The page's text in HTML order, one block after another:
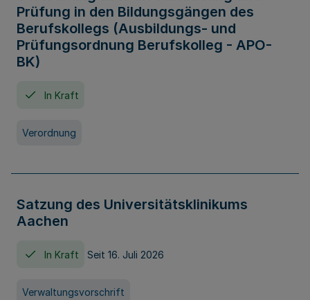
Prüfung in den Bildungsgängen des
Berufskollegs (Ausbildungs- und
Prüfungsordnung Berufskolleg - APO-
BK)
In Kraft
Verordnung
Satzung des Universitätsklinikums
Aachen
In Kraft Seit 16. Juli 2026
Verwaltungsvorschrift